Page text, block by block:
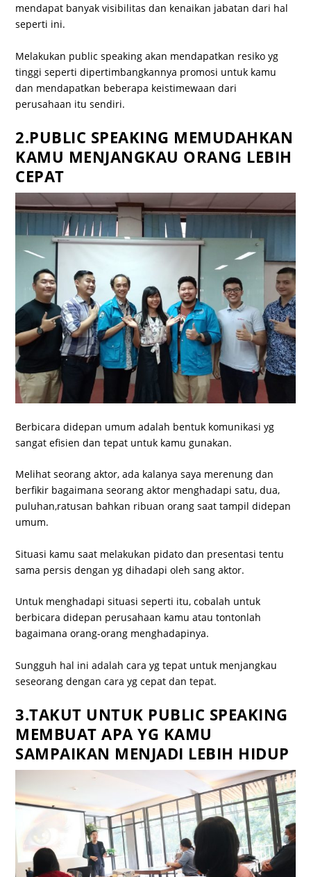
mendapat banyak visibilitas dan kenaikan jabatan dari hal
seperti ini.
Melakukan public speaking akan mendapatkan resiko yg
tinggi seperti dipertimbangkannya promosi untuk kamu
dan mendapatkan beberapa keistimewaan dari
perusahaan itu sendiri.
2.PUBLIC SPEAKING MEMUDAHKAN
KAMU MENJANGKAU ORANG LEBIH
CEPAT
Berbicara didepan umum adalah bentuk komunikasi yg
sangat efisien dan tepat untuk kamu gunakan.
Melihat seorang aktor, ada kalanya saya merenung dan
berfikir bagaimana seorang aktor menghadapi satu, dua,
puluhan,ratusan bahkan ribuan orang saat tampil didepan
umum.
Situasi kamu saat melakukan pidato dan presentasi tentu
sama persis dengan yg dihadapi oleh sang aktor.
Untuk menghadapi situasi seperti itu, cobalah untuk
berbicara didepan perusahaan kamu atau tontonlah
bagaimana orang-orang menghadapinya.
Sungguh hal ini adalah cara yg tepat untuk menjangkau
seseorang dengan cara yg cepat dan tepat.
3.TAKUT UNTUK PUBLIC SPEAKING
MEMBUAT APA YG KAMU
SAMPAIKAN MENJADI LEBIH HIDUP